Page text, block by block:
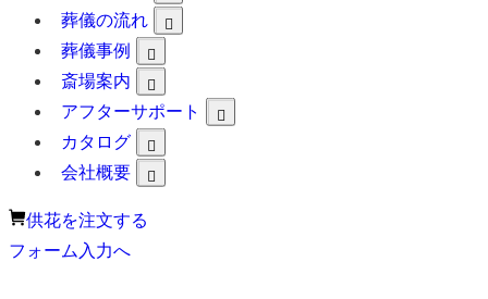
葬儀の流れ
葬儀事例
斎場案内
アフターサポート
カタログ
会社概要
供花を注文する
フォーム入力へ